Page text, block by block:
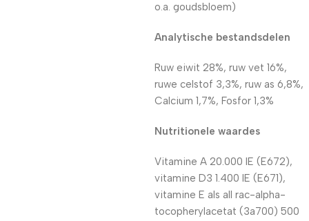
o.a. goudsbloem)
Analytische bestandsdelen
Ruw eiwit 28%, ruw vet 16%,
ruwe celstof 3,3%, ruw as 6,8%,
Calcium 1,7%, Fosfor 1,3%
Nutritionele waardes
Vitamine A 20.000 IE (E672),
vitamine D3 1.400 IE (E671),
vitamine E als all rac-alpha-
tocopherylacetat (3a700) 500